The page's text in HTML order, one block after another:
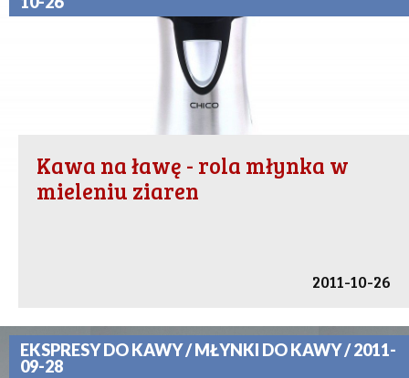
Kawa na ławę - rola młynka w
mieleniu ziaren
2011-10-26
EKSPRESY DO KAWY / MŁYNKI DO KAWY / 2011-
09-28